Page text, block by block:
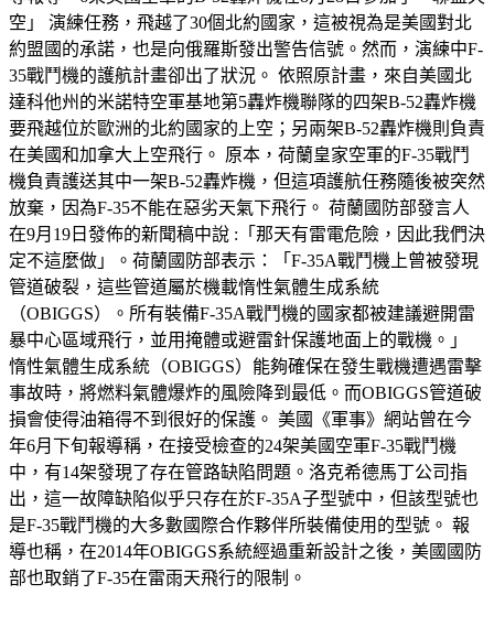
空」 演練任務，飛越了30個北約國家，這被視為是美國對北
約盟國的承諾，也是向俄羅斯發出警告信號。然而，演練中F-
35戰鬥機的護航計畫卻出了狀況。 依照原計畫，來自美國北
達科他州的米諾特空軍基地第5轟炸機聯隊的四架B-52轟炸機
要飛越位於歐洲的北約國家的上空；另兩架B-52轟炸機則負責
在美國和加拿大上空飛行。 原本，荷蘭皇家空軍的F-35戰鬥
機負責護送其中一架B-52轟炸機，但這項護航任務隨後被突然
放棄，因為F-35不能在惡劣天氣下飛行。 荷蘭國防部發言人
在9月19日發佈的新聞稿中說 :「那天有雷電危險，因此我們決
定不這麼做」。荷蘭國防部表示：「F-35A戰鬥機上曾被發現
管道破裂，這些管道屬於機載惰性氣體生成系統
（OBIGGS）。所有裝備F-35A戰鬥機的國家都被建議避開雷
暴中心區域飛行，並用掩體或避雷針保護地面上的戰機。」
惰性氣體生成系統（OBIGGS）能夠確保在發生戰機遭遇雷擊
事故時，將燃料氣體爆炸的風險降到最低。而OBIGGS管道破
損會使得油箱得不到很好的保護。 美國《軍事》網站曾在今
年6月下旬報導稱，在接受檢查的24架美國空軍F-35戰鬥機
中，有14架發現了存在管路缺陷問題。洛克希德馬丁公司指
出，這一故障缺陷似乎只存在於F-35A子型號中，但該型號也
是F-35戰鬥機的大多數國際合作夥伴所裝備使用的型號。 報
導也稱，在2014年OBIGGS系統經過重新設計之後，美國國防
部也取銷了F-35在雷雨天飛行的限制。